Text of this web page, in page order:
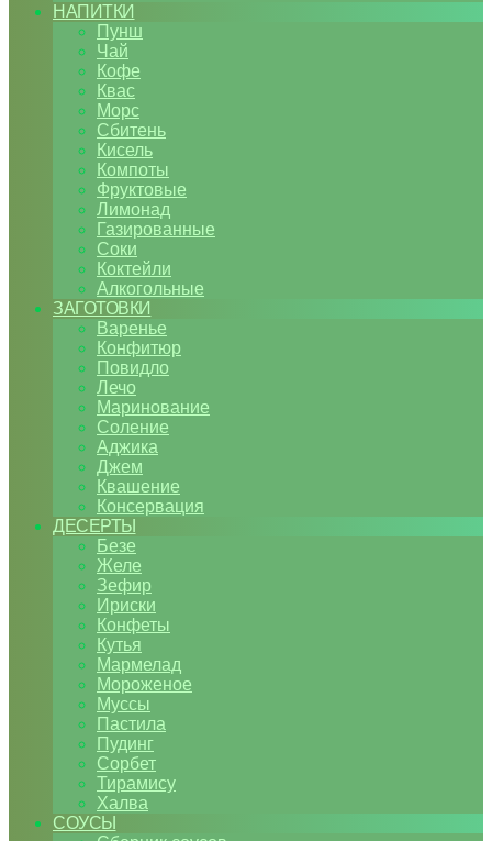
НАПИТКИ
Пунш
Чай
Кофе
Квас
Морс
Сбитень
Кисель
Компоты
Фруктовые
Лимонад
Газированные
Соки
Коктейли
Алкогольные
ЗАГОТОВКИ
Варенье
Конфитюр
Повидло
Лечо
Маринование
Соление
Аджика
Джем
Квашение
Консервация
ДЕСЕРТЫ
Безе
Желе
Зефир
Ириски
Конфеты
Кутья
Мармелад
Мороженое
Муссы
Пастила
Пудинг
Сорбет
Тирамису
Халва
СОУСЫ